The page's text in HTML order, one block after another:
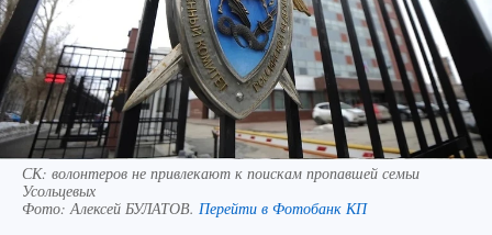
СК: волонтеров не привлекают к поискам пропавшей семьи
Усольцевых
Фото:Алексей БУЛАТОВ. Перейти в Фотобанк КП